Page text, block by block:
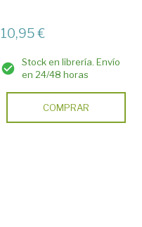
10,95 €
Stock en librería. Envío
en 24/48 horas
COMPRAR